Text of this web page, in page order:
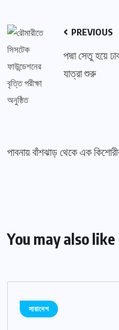
PREVIOUS
পদ্মা সেতু হয়ে
যাত্রা শুরু
পাবনায় বাঁশঝাড় থেকে এক
You may also like
সারাদেশ